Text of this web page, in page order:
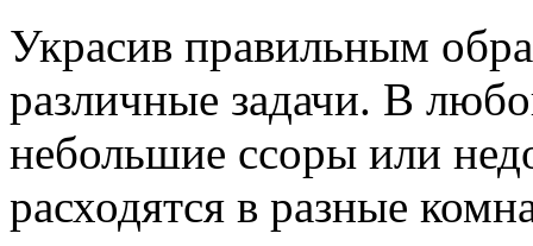
Украсив правильным
различные задачи. В
небольшие ссоры или
расходятся в разные